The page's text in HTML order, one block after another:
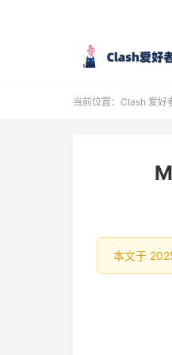
当前位置： Clash 爱好
本文于